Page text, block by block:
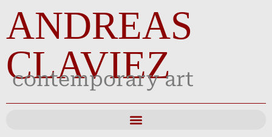
ANDREAS
CLAVIEZ
contemporary art